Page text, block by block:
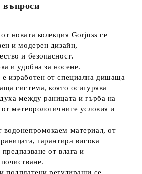
въпроси
новата колекция Gorjuss се
и модерен дизайн,
и безопасност.
и удобна за носене.
изработен от специална дишаща
система, която осигурява
между раницата и гърба на
метеорологичните условия и
водонепромокаем материал, от
гарантира висока
от влага и